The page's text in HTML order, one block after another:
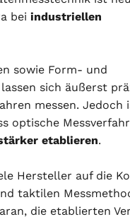
bei industriellen
sowie Form- und
sich äußerst
messen. Jedoch
optische
etablieren.
Hersteller auf die
taktilen
die etablierten